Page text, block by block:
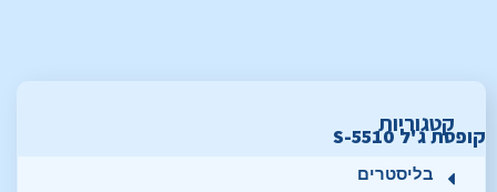
קטגוריות
בליסטרים
קופסת ג'ל S-5510